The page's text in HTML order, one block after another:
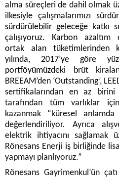
alma süreçleri de dahil olmak
ilkesiyle çalışmalarımızı
sürdürülebilir geleceğe katkı
çalışıyoruz. Karbon azaltım
ortak alan tüketimlerinden
yılında, 2017’ye göre
portföyümüzdeki brüt
BREEAM’den ‘Outstanding’,
sertifikalarından en az birini
tarafından tüm varlıklar için
kazanmak “küresel
değerlendiriliyor.
Ayrıca
elektrik ihtiyacını sağlamak
Rönesans Enerji iş birliğinde
yapmayı planlıyoruz.”
Rönesans Gayrimenkul’ün